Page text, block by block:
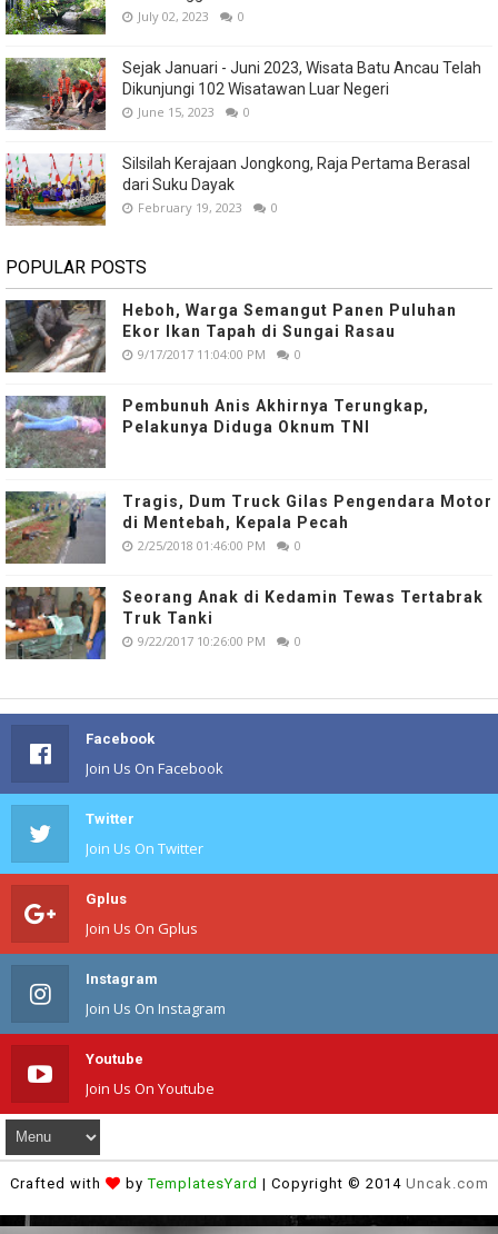
July 02, 2023 0
Sejak Januari - Juni 2023, Wisata Batu Ancau Telah
Dikunjungi 102 Wisatawan Luar Negeri
June 15, 2023 0
Silsilah Kerajaan Jongkong, Raja Pertama Berasal
dari Suku Dayak
February 19, 2023 0
POPULAR POSTS
Heboh, Warga Semangut Panen Puluhan
Ekor Ikan Tapah di Sungai Rasau
9/17/2017 11:04:00 PM 0
Pembunuh Anis Akhirnya Terungkap,
Pelakunya Diduga Oknum TNI
Tragis, Dum Truck Gilas Pengendara Motor
di Mentebah, Kepala Pecah
2/25/2018 01:46:00 PM 0
Seorang Anak di Kedamin Tewas Tertabrak
Truk Tanki
9/22/2017 10:26:00 PM 0
Facebook
Join Us On Facebook
Twitter
Join Us On Twitter
Gplus
Join Us On Gplus
Instagram
Join Us On Instagram
Youtube
Join Us On Youtube
Crafted with byTemplatesYard | Copyright © 2014 Uncak.com